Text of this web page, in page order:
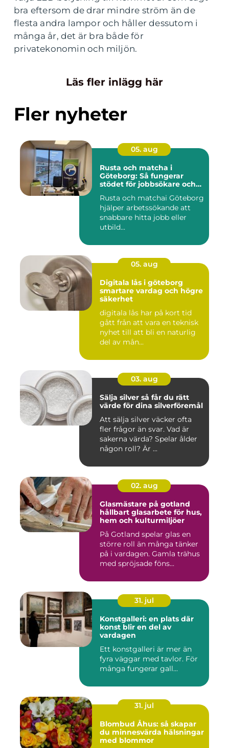
bra eftersom de drar mindre ström än de
flesta andra lampor och håller dessutom i
många år, det är bra både för
privatekonomin och miljön.
Läs fler inlägg här
Fler nyheter
05. aug
Rusta och matcha i
Göteborg: Så fungerar
stödet för jobbsökare och
Rusta och matchai Göteborg
hjälper arbetssökande att
snabbare hitta jobb eller
utbild...
05. aug
Digitala lås i göteborg
smartare vardag och högre
säkerhet
digitala lås har på kort tid
gått från att vara en teknisk
nyhet till att bli en naturlig
del av mån...
03. aug
Sälja silver så får du rätt
värde för dina silverföremål
Att sälja silver väcker ofta
fler frågor än svar. Vad är
sakerna värda? Spelar ålder
någon roll? Är ...
02. aug
Glasmästare på gotland
hållbart glasarbete för hus,
hem och kulturmiljöer
På Gotland spelar glas en
större roll än många tänker
på i vardagen. Gamla trähus
med spröjsade föns...
31. jul
Konstgalleri: en plats där
konst blir en del av
vardagen
Ett konstgalleri är mer än
fyra väggar med tavlor. För
många fungerar gall...
31. jul
Blombud Åhus: så skapar
du minnesvärda hälsningar
med blommor